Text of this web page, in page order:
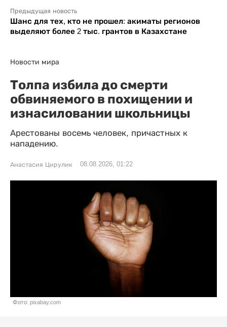
Предыдущая новость
Шанс для тех, кто не прошел: акиматы регионов
выделяют более 2 тыс. грантов в Казахстане
Новости мира
Толпа избила до смерти
обвиняемого в похищении и
изнасиловании школьницы
Арестованы восемь человек, причастных к
нападению.
Анастасия Цирулик 08.08.2026, 01:22
Фото: pixabay.com